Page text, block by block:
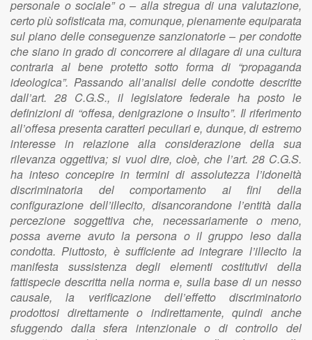
personale o sociale” o – alla stregua di una valutazione,
certo più sofisticata ma, comunque, pienamente equiparata
sul piano delle conseguenze sanzionatorie – per condotte
che siano in grado di concorrere al dilagare di una cultura
contraria al bene protetto sotto forma di “propaganda
ideologica”. Passando all’analisi delle condotte descritte
dall’art. 28 C.G.S., il legislatore federale ha posto le
definizioni di “offesa, denigrazione o insulto”. Il riferimento
all’offesa presenta caratteri peculiari e, dunque, di estremo
interesse in relazione alla considerazione della sua
rilevanza oggettiva; si vuol dire, cioè, che l’art. 28 C.G.S.
ha inteso concepire in termini di assolutezza l’idoneità
discriminatoria del comportamento ai fini della
configurazione dell’illecito, disancorandone l’entità dalla
percezione soggettiva che, necessariamente o meno,
possa averne avuto la persona o il gruppo leso dalla
condotta. Piuttosto, è sufficiente ad integrare l’illecito la
manifesta sussistenza degli elementi costitutivi della
fattispecie descritta nella norma e, sulla base di un nesso
causale, la verificazione dell’effetto discriminatorio
prodottosi direttamente o indirettamente, quindi anche
sfuggendo dalla sfera intenzionale o di controllo del